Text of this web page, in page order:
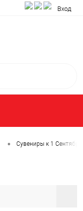
Вход
• Сувениры к 1 Сентября